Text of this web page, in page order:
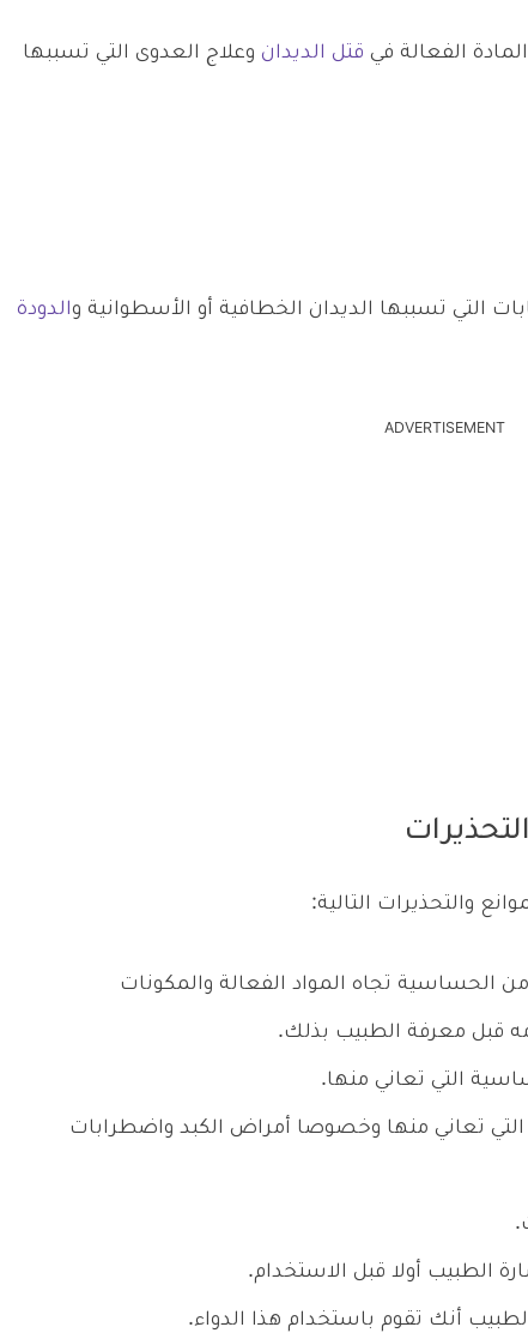
الفعالة في قتل الديدان وعلاج العدوى التي تسببها
التي تسببها الديدان الخطافية أو الأسطوانية والدودة
ADVERTISEMENT
والتحذيرات التالية:
الحساسية تجاه المواد الفعالة والمكونات
قبل معرفة الطبيب بذلك.
التي تعاني منها.
تعاني منها وخصوصا أمراض الكبد واضطرابات
الطبيب أولا قبل الاستخدام.
أنك تقوم باستخدام هذا الدواء.